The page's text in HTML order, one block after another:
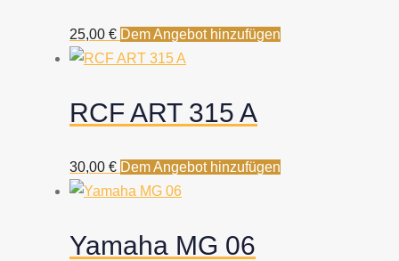
25,00 € Dem Angebot hinzufügen
RCF ART 315 A
30,00 € Dem Angebot hinzufügen
Yamaha MG 06